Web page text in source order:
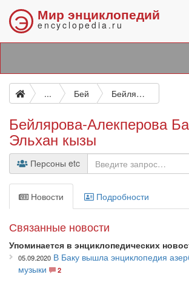
Э Мир энциклопедий
encyclopedia.ru
... Бей Бейлярова-Алекперова Бахар Эльхан кызы
Бейлярова-Алекперова
Эльхан кызы
Персоны etc
Новости Подробности
Связанные новости
Упоминается в энциклопедических
05.09.2020 В Баку вышла энциклопедия
музыки
2